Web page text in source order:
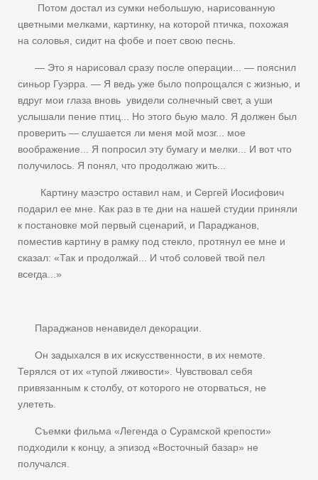
Потом достал из сумки небольшую, нарисованную
цветными мелками, картинку, на которой птичка, похожая
на соловья, сидит на фобе и поет свою песнь.
— Это я нарисовал сразу после операции... — пояснил
синьор Гуэрра. — Я ведь уже было попрощался с жизнью, и
вдруг мои глаза вновь увидели солнечный свет, а уши
услышали пение птиц... Но этого бьую мало. Я должен был
проверить — слушается ли меня мой мозг... мое
воображение... Я попросил эту бумагу и мелки... И вот что
получилось. Я понял, что продолжаю жить...
Картину маэстро оставил нам, и Сергей Иосифович
подарил ее мне. Как раз в те дни на нашей студии приняли
к постановке мой первый сценарий, и Параджанов,
поместив картину в рамку под стекло, протянул ее мне и
сказал: «Так и продолжай... И чтоб соловей твой пел
всегда...»
Параджанов ненавидел декорации.
Он задыхался в их искусственности, в их немоте.
Терялся от их «тупой лживости». Чувствовал себя
привязанным к столбу, от которого не оторваться, не
улететь.
Съемки фильма «Легенда о Сурамской крепости»
подходили к концу, а эпизод «Восточный базар» не
получался.